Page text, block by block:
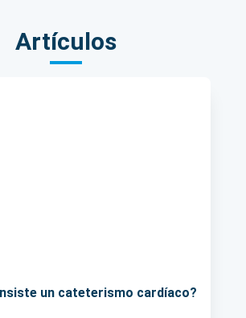
Artículos
un cateterismo cardíaco?